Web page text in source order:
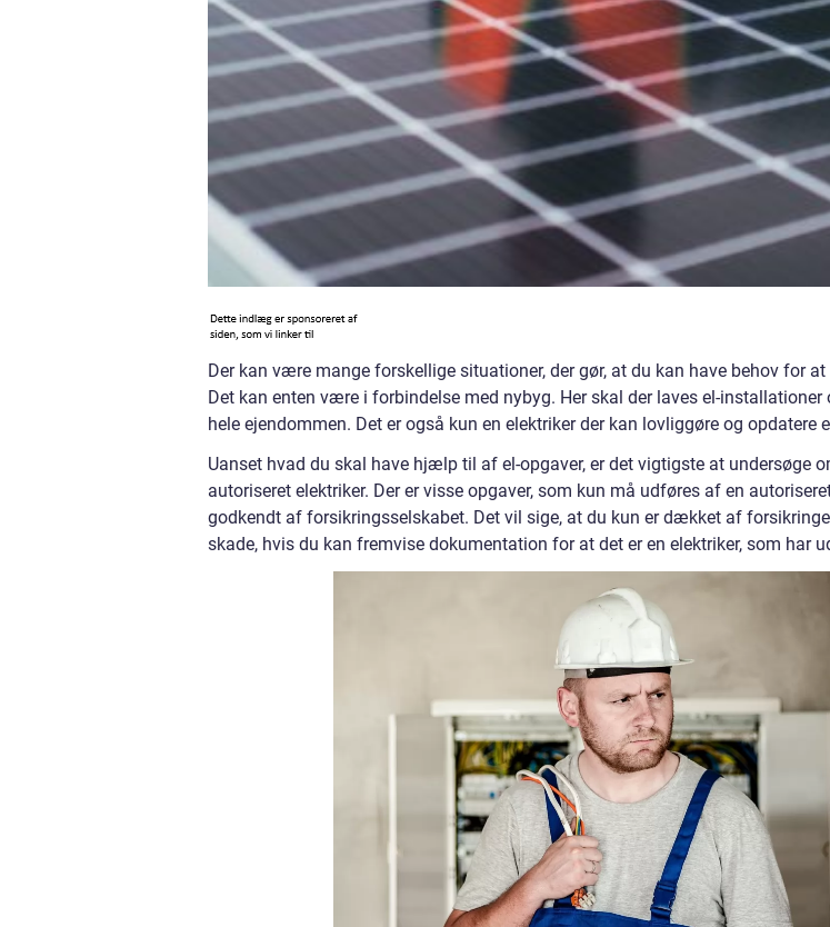
Der kan være mange forskellige situationer, der gør, at du kan have behov for at
Det kan enten være i forbindelse med nybyg. Her skal der laves el-
hele ejendommen. Det er også kun en elektriker der kan lovliggøre og opdatere
Uanset hvad du skal have hjælp til af el-opgaver, er det vigtigste at undersøge
autoriseret elektriker. Der er visse opgaver, som kun må udføres af en
godkendt af forsikringsselskabet. Det vil sige, at du kun er dækket af
skade, hvis du kan fremvise dokumentation for at det er en elektriker, som har